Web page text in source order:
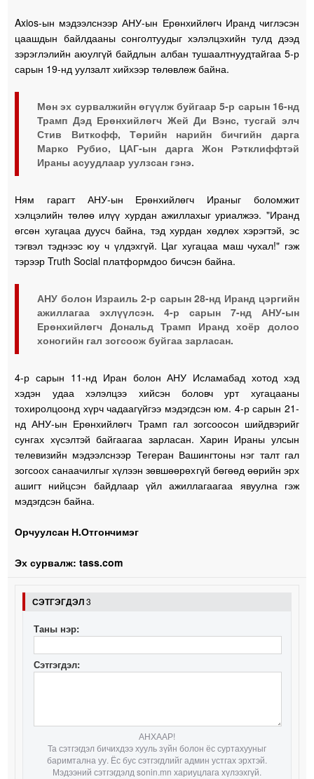
Axios-ын мэдээлснээр АНУ-ын Ерөнхийлөгч Иранд чиглэсэн
цаашдын байлдааны сонголтуудыг хэлэлцэхийн тулд дээд
зэрэглэлийн аюулгүй байдлын албан тушаалтнуудтайгаа 5-р
сарын 19-нд уулзалт хийхээр төлөвлөж байна.
Мөн эх сурвалжийн өгүүлж буйгаар 5-р сарын 16-нд
Трамп Дэд Ерөнхийлөгч Жей Ди Вэнс, тусгай элч
Стив Виткофф, Төрийн нарийн бичгийн дарга
Марко Рубио, ЦАГ-ын дарга Жон Рэтклиффтэй
Ираны асуудлаар уулзсан гэнэ.
Ням гарагт АНУ-ын Ерөнхийлөгч Ираныг боломжит
хэлцэлийн төлөө илүү хурдан ажиллахыг уриалжээ. "Иранд
өгсөн хугацаа дуусч байна, тэд хурдан хөдлөх хэрэгтэй, эс
тэгвэл тэднээс юу ч үлдэхгүй. Цаг хугацаа маш чухал!" гэж
тэрээр Truth Social платформдоо бичсэн байна.
АНУ болон Израиль 2-р сарын 28-нд Иранд цэргийн
ажиллагаа эхлүүлсэн. 4-р сарын 7-нд АНУ-ын
Ерөнхийлөгч Дональд Трамп Иранд хоёр долоо
хоногийн гал зогсоож буйгаа зарласан.
4-р сарын 11-нд Иран болон АНУ Исламабад хотод хэд
хэдэн удаа хэлэлцээ хийсэн боловч урт хугацааны
тохиролцоонд хүрч чадаагүйгээ мэдэгдсэн юм. 4-р сарын 21-
нд АНУ-ын Ерөнхийлөгч Трамп гал зогсоосон шийдвэрийг
сунгах хүсэлтэй байгаагаа зарласан. Харин Ираны улсын
телевизийн мэдээлснээр Тегеран Вашингтоны нэг талт гал
зогсоох санаачилгыг хүлээн зөвшөөрөхгүй бөгөөд өөрийн эрх
ашигт нийцсэн байдлаар үйл ажиллагаагаа явуулна гэж
мэдэгдсэн байна.
Орчуулсан Н.Отгончимэг
Эх сурвалж: tass.com
СЭТГЭГДЭЛ3
Таны нэр:
Сэтгэгдэл:
АНХААР!
Та сэтгэгдэл бичихдээ хууль зүйн болон ёс суртахууныг
баримтална уу. Ёс бус сэтгэгдлийг админ устгах эрхтэй.
Мэдээний сэтгэгдэлд sonin.mn хариуцлага хүлээхгүй.